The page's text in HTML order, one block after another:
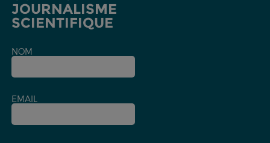
JOURNALISME
SCIENTIFIQUE
NOM
EMAIL